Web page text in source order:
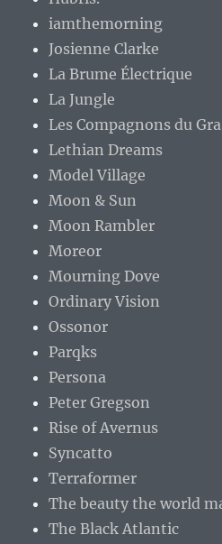
iamthemorning
Josienne Clarke
La Brume Électrique
La Jungle
Les Compagnons du
Lethian Dreams
Model Village
Moon & Sun
Moon Rambler
Moreor
Mourning Dove
Ordinary Vision
Ossonor
Parqks
Persona
Peter Gregson
Rise of Avernus
Syncatto
Terraformer
The beauty the world
The Black Atlantic